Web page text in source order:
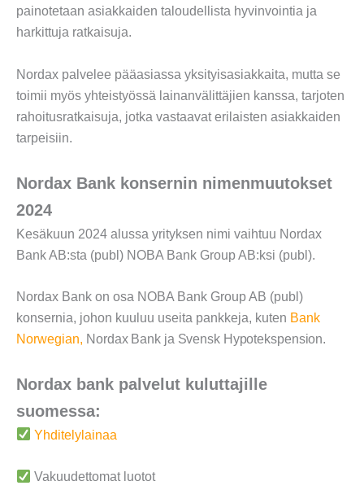
painotetaan asiakkaiden taloudellista hyvinvointia ja
harkittuja ratkaisuja.
Nordax palvelee pääasiassa yksityisasiakkaita, mutta se
toimii myös yhteistyössä lainanvälittäjien kanssa, tarjoten
rahoitusratkaisuja, jotka vastaavat erilaisten asiakkaiden
tarpeisiin.
Nordax Bank konsernin nimenmuutokset
2024
Kesäkuun 2024 alussa yrityksen nimi vaihtuu Nordax
Bank AB:sta (publ) NOBA Bank Group AB:ksi (publ).
Nordax Bank on osa NOBA Bank Group AB (publ)
konsernia, johon kuuluu useita pankkeja, kuten Bank
Norwegian, Nordax Bank ja Svensk Hypotekspension.
Nordax bank palvelut kuluttajille
suomessa:
Yhditelylainaa
Vakuudettomat luotot